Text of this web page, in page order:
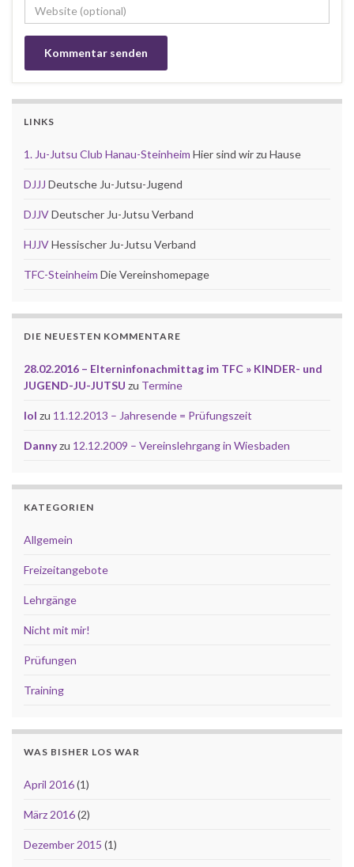
LINKS
1. Ju-Jutsu Club Hanau-Steinheim Hier sind wir zu Hause
DJJJ Deutsche Ju-Jutsu-Jugend
DJJVDeutscher Ju-Jutsu Verband
HJJVHessischer Ju-Jutsu Verband
TFC-Steinheim Die Vereinshomepage
DIE NEUESTEN KOMMENTARE
28.02.2016 – Elterninfonachmittag im TFC » KINDER- und
JUGEND-JU-JUTSU zu Termine
lol zu 11.12.2013 – Jahresende = Prüfungszeit
Dannyzu 12.12.2009 – Vereinslehrgang in Wiesbaden
KATEGORIEN
Allgemein
Freizeitangebote
Lehrgänge
Nicht mit mir!
Prüfungen
Training
WAS BISHER LOS WAR
April 2016(1)
März 2016(2)
Dezember 2015 (1)